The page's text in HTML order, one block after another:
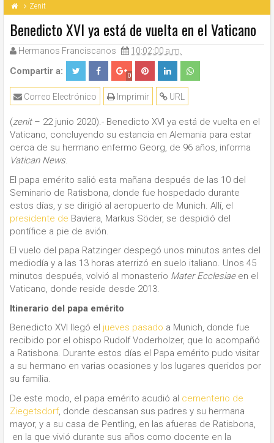
Zenit
Benedicto XVI ya está de vuelta en el Vaticano
Hermanos Franciscanos 10:02:00 a.m.
Compartir a: 0
URL
Imprimir
Correo Electrónico
(zenit– 22 junio 2020).- Benedicto XVI ya está de vuelta en el
Vaticano, concluyendo su estancia en Alemania para estar
cerca de su hermano enfermo Georg, de 96 años, informa
Vatican News.
El papa emérito salió esta mañana después de las 10 del
Seminario de Ratisbona, donde fue hospedado durante
estos días, y se dirigió al aeropuerto de Munich. Allí, el
presidente de Baviera, Markus Söder, se despidió del
pontífice a pie de avión.
El vuelo del papa Ratzinger despegó unos minutos antes del
mediodía y a las 13 horas aterrizó en suelo italiano. Unos 45
minutos después, volvió al monasterio Mater Ecclesiaeen el
Vaticano, donde reside desde 2013.
Itinerario del papa emérito
Benedicto XVI llegó el jueves pasado a Munich, donde fue
recibido por el obispo Rudolf Voderholzer, que lo acompañó
a Ratisbona. Durante estos días el Papa emérito pudo visitar
a su hermano en varias ocasiones y los lugares queridos por
su familia.
De este modo, el papa emérito acudió al cementerio de
Ziegetsdorf, donde descansan sus padres y su hermana
mayor, y a su casa de Pentling, en las afueras de Ratisbona,
en la que vivió durante sus años como docente en la